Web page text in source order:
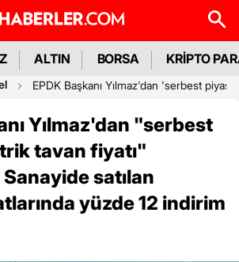
ALTIN BORSA KRİPTO
EPDK Başkanı Yılmaz'dan 'serbest
Yılmaz'dan "serbest
tavan fiyatı"
Sanayide satılan
yüzde 12 indirim